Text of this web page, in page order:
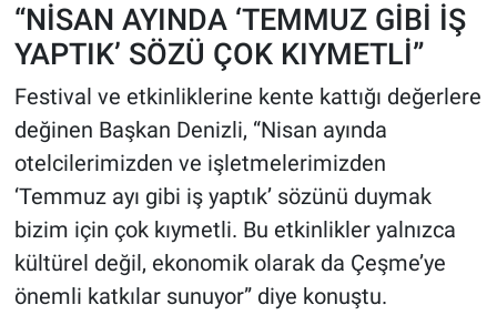
“NİSAN AYINDA ‘TEMMUZ GİBİ İŞ
YAPTIK’ SÖZÜ ÇOK KIYMETLİ”
Festival ve etkinliklerine kente kattığı değerlere
değinen Başkan Denizli, “Nisan ayında
otelcilerimizden ve işletmelerimizden
‘Temmuz ayı gibi iş yaptık’ sözünü duymak
bizim için çok kıymetli. Bu etkinlikler yalnızca
kültürel değil, ekonomik olarak da Çeşme’ye
önemli katkılar sunuyor” diye konuştu.